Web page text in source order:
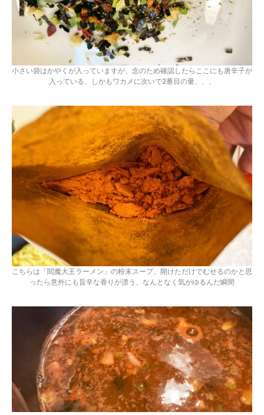
小さい袋はかやくが入っていますが、念のため確認したらここにも唐辛子が
入っている、しかもワカメに次いで2番目の量、、、
こちらは「閻魔大王ラーメン」の粉末スープ、開けただけでむせるのかと思
ったら意外にも旨辛な香りが漂う、なんとなく気がゆるんだ瞬間